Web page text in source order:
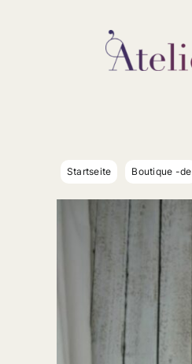
Startseite Boutique -de